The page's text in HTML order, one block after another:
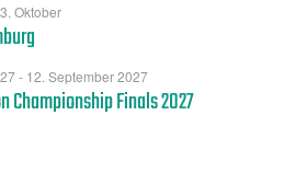
3. Oktober
- 12. September 2027
Championship Finals 2027